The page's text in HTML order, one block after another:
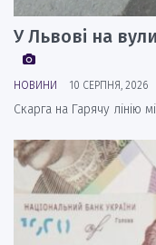
У Львові на
НОВИНИ 10 СЕРПНЯ, 2026
Скарга на Гарячу лінію